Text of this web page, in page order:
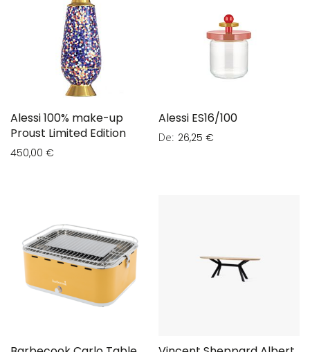
Alessi 100% make-up
Proust Limited Edition
450,00 €
Alessi ES16/100
De 26,25 €